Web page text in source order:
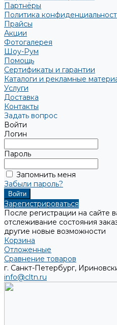
Партнёры
Политика
Прайсы
Акции
Фотогалерея
Шоу-Рум
Помощь
Сертификаты и гарантии
Каталоги и рекламные
Услуги
Доставка
Контакты
Задать вопрос
Войти
Логин
Пароль
Запомнить меня
Забыли пароль?
Зарегистрироваться
После регистрации на сайте
отслеживание состояния
другие новые возможности
Корзина
Отложенные
Сравнение товаров
г. Санкт-Петербург,
info@cltn.ru